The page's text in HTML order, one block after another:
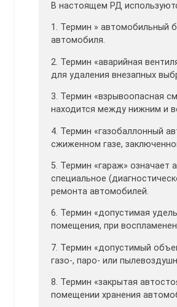
В настоящем РД
1. Термин » автомобильный
автомобиля.
2. Термин «аварийная
для удаления внезапных
3. Термин «взрывоопасная
находится между нижним и
4. Термин «газобаллонный
сжиженном газе,
5. Термин «гараж»
специальное
ремонта автомобилей.
6. Термин «допустимая
помещения, при
7. Термин «допустимый
газо-, паро- или
8. Термин «закрытая
помещении хранения